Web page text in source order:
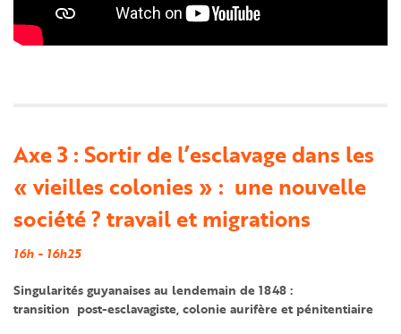
Axe 3 : Sortir de l’esclavage dans les
« vieilles colonies » : une nouvelle
société ? travail et migrations
16h - 16h25
Singularités guyanaises au lendemain de 1848 :
transition post-esclavagiste, colonie aurifère et pénitentiaire